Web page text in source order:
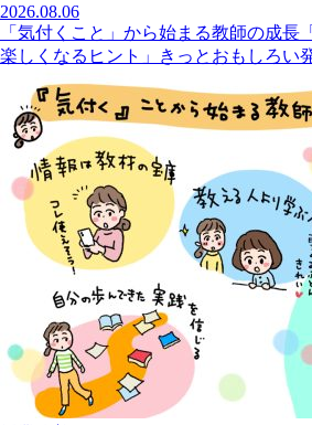
2026.08.06
「気付くこと」から始まる教師の成長
楽しくなるヒント」きっとおもしろい